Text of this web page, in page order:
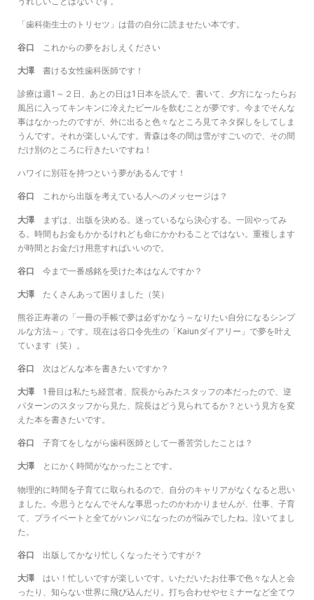
「歯科衛生士のトリセツ」は昔の自分に読ませたい本です。
谷口 これからの夢をおしえください
大澤 書ける女性歯科医師です！
診療は週1～２日、あとの日は1日本を読んで、書いて、夕方になったらお
風呂に入ってキンキンに冷えたビールを飲むことが夢です。今までそんな
事はなかったのですが、外に出ると色々なところ見てネタ探しをしてしま
うんです。それが楽しいんです。青森は冬の間は雪がすごいので、その間
だけ別のところに行きたいですね！
ハワイに別荘を持つという夢があるんです！
谷口 これから出版を考えている人へのメッセージは？
大澤 まずは、出版を決める。迷っているなら決心する。一回やってみ
る。時間もお金もかかるけれども命にかかわることではない。重複します
が時間とお金だけ用意すればいいので。
谷口 今まで一番感銘を受けた本はなんですか？
大澤 たくさんあって困りました（笑）
熊谷正寿著の「一冊の手帳で夢は必ずかなう～なりたい自分になるシンプ
ルな方法～」です。現在は谷口令先生の「Kaiunダイアリー」で夢を叶え
ています（笑）。
谷口 次はどんな本を書きたいですか？
大澤 1冊目は私たち経営者、院長からみたスタッフの本だったので、逆
パターンのスタッフから見た、院長はどう見られてるか？という見方を変
えた本を書きたいです。
谷口 子育てをしながら歯科医師として一番苦労したことは？
大澤 とにかく時間がなかったことです。
物理的に時間を子育てに取られるので、自分のキャリアがなくなると思い
ました。今思うとなんでそんな事思ったのかわかりませんが、仕事、子育
て、プライベートと全てがハンパになったのが悩みでしたね。泣いてまし
た。
谷口 出版してかなり忙しくなったそうですが？
大澤 はい！忙しいですが楽しいです。いただいたお仕事で色々な人と会
ったり、知らない世界に飛び込んだり。打ち合わせやセミナーなど全てウ